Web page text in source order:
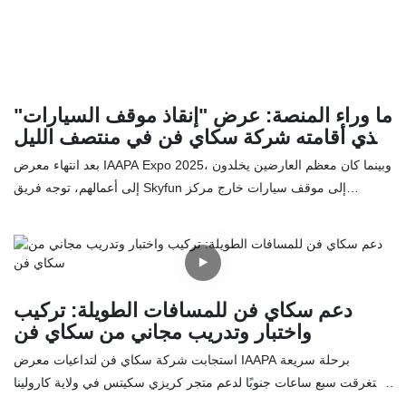
ما وراء المنصة: عرض "إنقاذ موقف السيارات"
الذي أقامته شركة سكاي فن في منتصف الليل
عقب معرض IAAPA
بعد انتهاء معرض IAAPA Expo 2025، وبينما كان معظم العارضين يخلدون
إلى أعمالهم، توجه فريق Skyfun إلى موقف سيارات خارج مركز
الواقع الافتراضي عمره ست سنوات، والذي تضرر بشدة من هواء البحر
المالح. تُبرز هذه المهمة، التي فضّلت الإصلاح على الاستبدال، التزام
دعم سكاي فن للمسافات الطويلة: تركيب
واختبار وتدريب مجاني من سكاي فن
استجابت شركة سكاي فن لتداعيات معرض IAAPA برحلة سريعة
استغرقت سبع ساعات جنوبًا لدعم متجر كريزي سكيتس في ولاية كارولينا